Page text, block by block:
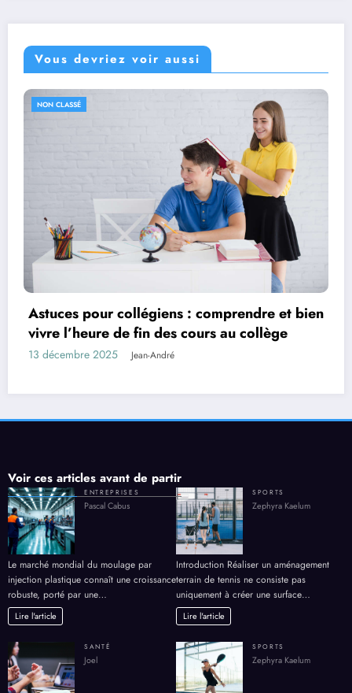
Vous devriez voir aussi
votre groupe ?
Voir ces articles avant de partir
Pascal Cabus
Le marché mondial du moulage par
robuste, porté par une…
Lire l'article
Zephyra Kaelum
Introduction Réaliser un aménagement
uniquement à créer une surface…
Lire l'article